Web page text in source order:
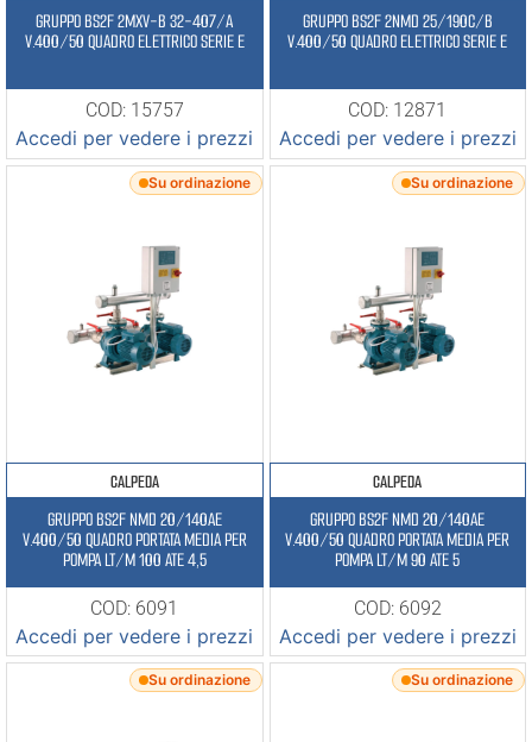
GRUPPO BS2F 2MXV-B 32-407/A
V.400/50 QUADRO ELETTRICO SERIE E
COD: 15757
Accedi per vedere i prezzi
GRUPPO BS2F 2NMD 25/190C/B
V.400/50 QUADRO ELETTRICO SERIE E
COD: 12871
Accedi per vedere i prezzi
Su ordinazione
CALPEDA
GRUPPO BS2F NMD 20/140AE
V.400/50 QUADRO PORTATA MEDIA PER
POMPA LT/M 100 ATE 4,5
COD: 6091
Accedi per vedere i prezzi
Su ordinazione
CALPEDA
GRUPPO BS2F NMD 20/140AE
V.400/50 QUADRO PORTATA MEDIA PER
POMPA LT/M 90 ATE 5
COD: 6092
Accedi per vedere i prezzi
Su ordinazione Su ordinazione